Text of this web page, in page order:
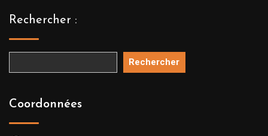
Rechercher :
Rechercher
Coordonnées